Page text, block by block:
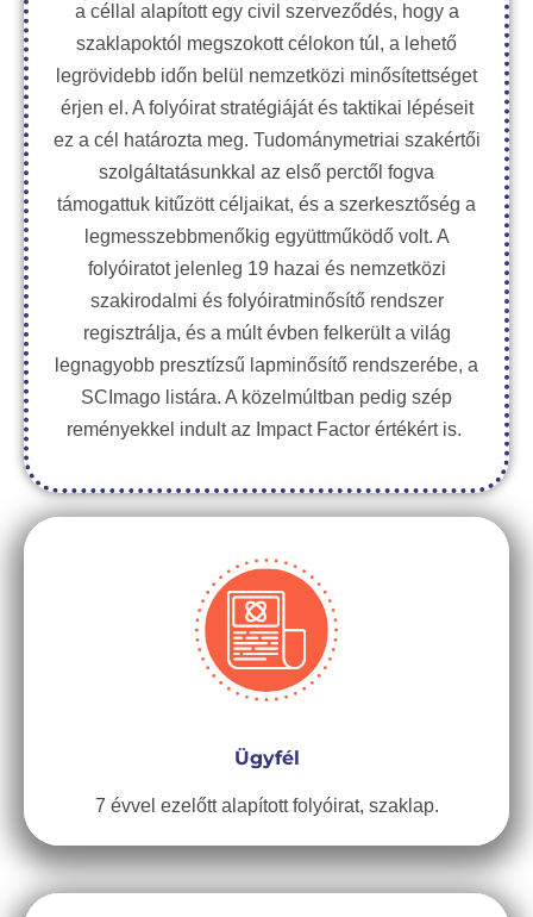
a céllal alapított egy civil szerveződés, hogy a
szaklapoktól megszokott célokon túl, a lehető
legrövidebb időn belül nemzetközi minősítettséget
érjen el. A folyóirat stratégiáját és taktikai lépéseit
ez a cél határozta meg. Tudománymetriai szakértői
szolgáltatásunkkal az első perctől fogva
támogattuk kitűzött céljaikat, és a szerkesztőség a
legmesszebbmenőkig együttműködő volt. A
folyóiratot jelenleg 19 hazai és nemzetközi
szakirodalmi és folyóiratminősítő rendszer
regisztrálja, és a múlt évben felkerült a világ
legnagyobb presztízsű lapminősítő rendszerébe, a
SCImago listára. A közelmúltban pedig szép
reményekkel indult az Impact Factor értékért is.
Ügyfél
7 évvel ezelőtt alapított folyóirat, szaklap.